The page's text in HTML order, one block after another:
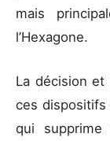
mais
l’Hexagone.
La décision
ces dispositifs
qui